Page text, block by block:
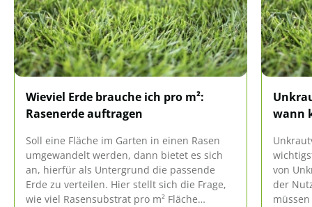
Wieviel Erde brauche ich pro m²:
Rasenerde auftragen
Soll eine Fläche im Garten in einen Rasen
umgewandelt werden, dann bietet es sich
an, hierfür als Untergrund die passende
Erde zu verteilen. Hier stellt sich die Frage,
wie viel Rasensubstrat pro m² Fläche
wann
von
der